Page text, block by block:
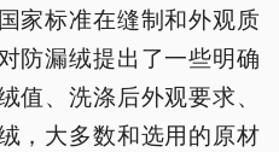
家标准在缝制和外观质
防漏绒提出了一些明确
值、洗涤后外观要求、
，大多数和选用的原材